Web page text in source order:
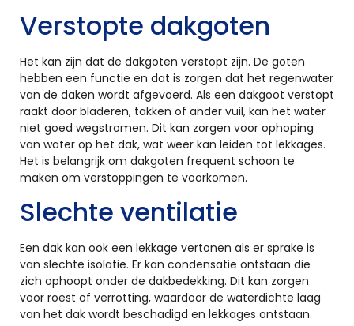
Verstopte dakgoten
Het kan zijn dat de dakgoten verstopt zijn. De goten
hebben een functie en dat is zorgen dat het regenwater
van de daken wordt afgevoerd. Als een dakgoot verstopt
raakt door bladeren, takken of ander vuil, kan het water
niet goed wegstromen. Dit kan zorgen voor ophoping
van water op het dak, wat weer kan leiden tot lekkages.
Het is belangrijk om dakgoten frequent schoon te
maken om verstoppingen te voorkomen.
Slechte ventilatie
Een dak kan ook een lekkage vertonen als er sprake is
van slechte isolatie. Er kan condensatie ontstaan die
zich ophoopt onder de dakbedekking. Dit kan zorgen
voor roest of verrotting, waardoor de waterdichte laag
van het dak wordt beschadigd en lekkages ontstaan.